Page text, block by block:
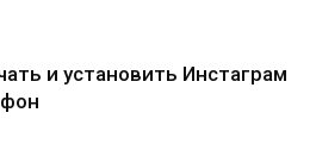
и установить Инстаграм